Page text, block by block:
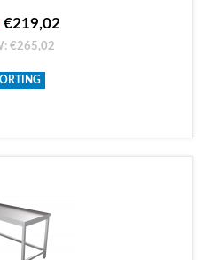
€219,02
€265,02